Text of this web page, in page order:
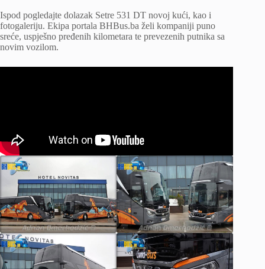
Ispod pogledajte dolazak Setre 531 DT novoj kući, kao i
fotogaleriju. Ekipa portala BHBus.ba želi kompaniji puno
sreće, uspješno pređenih kilometara te prevezenih putnika sa
novim vozilom.